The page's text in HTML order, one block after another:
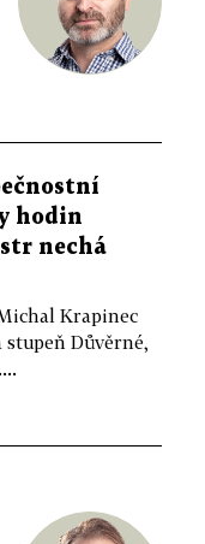
hodin
nechá
Krapinec
Důvěrné,